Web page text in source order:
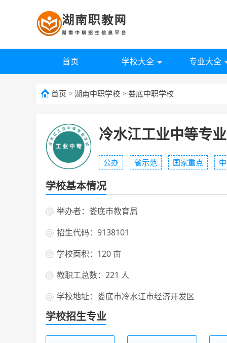
首页 学校大全 专业大全
首页 > 湖南中职学校 > 娄底中职学校
冷水江工业中等专
公办 省示范 国家重点
学校基本情况
举办者：娄底市教育局
招生代码：9138101
学校面积：120 亩
教职工总数：221 人
学校地址：娄底市冷水江市经济开发区
学校招生专业